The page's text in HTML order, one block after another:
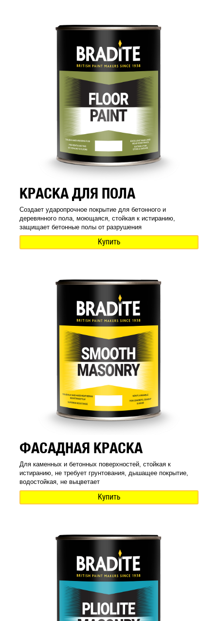
КРАСКА ДЛЯ ПОЛА
Создает ударопрочное покрытие для бетонного и
деревянного пола, моющаяся, стойкая к истиранию,
защищает бетонные полы от разрушения
Купить
ФАСАДНАЯ КРАСКА
Для каменных и бетонных поверхностей, стойкая к
истиранию, не требует грунтования, дышащее покрытие,
водостойкая, не выцветает
Купить